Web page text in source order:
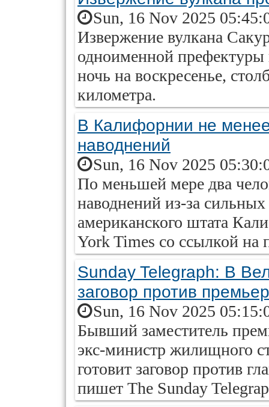
Sun, 16 Nov 2025
Извержение вулкана
одноименной
ночь на воскресенье,
километра.
В Калифорнии не менее
наводнений
Sun, 16 Nov 2025
По меньшей мере два
наводнений из-за
американского штата
York Times со ссылкой на
Sunday Telegraph: В
заговор против
Sun, 16 Nov 2025
Бывший заместитель
экс-министр жилищного
готовит заговор против
пишет The Sunday